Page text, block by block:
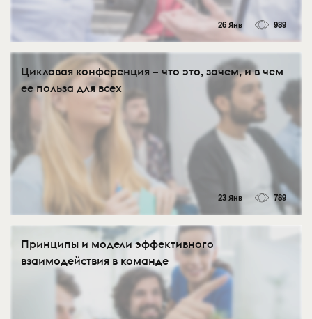
26 Янв 989
Цикловая конференция – что это, зачем, и в чем
ее польза для всех
23 Янв 789
Принципы и модели эффективного
взаимодействия в команде